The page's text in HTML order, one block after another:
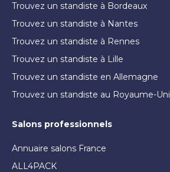
Trouvez un standiste à Bordeaux
Trouvez un standiste à Nantes
Trouvez un standiste à Rennes
Trouvez un standiste à Lille
Trouvez un standiste en Allemagne
Trouvez un standiste au Royaume-Uni
Salons professionnels
Annuaire salons France
ALL4PACK